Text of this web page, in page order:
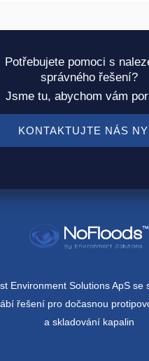
Potřebujete pomoci s
správného řešení?
Jsme tu, abychom vám
KONTAKTUJTE NÁS
Environment Solutions ApS se
řešení pro dočasnou
a skladování kapalin